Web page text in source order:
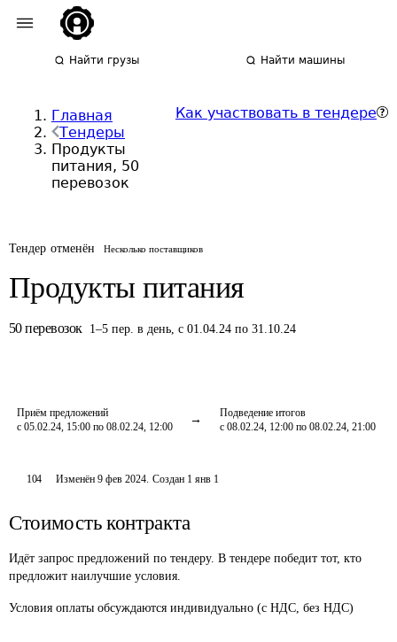
Найти грузы Найти машины
Главная
Тендеры
Продукты
питания, 50
перевозок
Как участвовать в тендере
Тендер отменён Несколько поставщиков
Продукты питания
50 перевозок 1–5 пер. в день, с 01.04.24 по 31.10.24
Приём предложений
с 05.02.24, 15:00 по 08.02.24, 12:00
Подведение итогов
с 08.02.24, 12:00 по 08.02.24, 21:00
104 Изменён9 фев 2024. Создан 1 янв 1
Стоимость контракта
Идёт запрос предложений по тендеру. В тендере победит тот, кто
предложит наилучшие условия.
Условия оплаты обсуждаются индивидуально (с НДС, без НДС)